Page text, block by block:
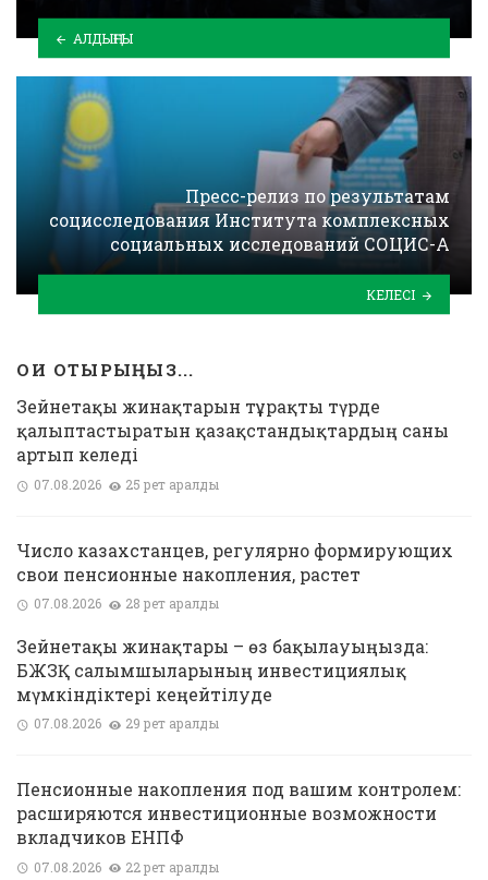
АЛДЫҢҒЫ
Пресс-релиз по результатам
социсследования Института комплексных
социальных исследований СОЦИС-А
КЕЛЕСІ
ОҚИ ОТЫРЫҢЫЗ...
Зейнетақы жинақтарын тұрақты түрде
қалыптастыратын қазақстандықтардың саны
артып келеді
07.08.2026 25 рет қаралды
Число казахстанцев, регулярно формирующих
свои пенсионные накопления, растет
07.08.2026 28 рет қаралды
Зейнетақы жинақтары – өз бақылауыңызда:
БЖЗҚ салымшыларының инвестициялық
мүмкіндіктері кеңейтілуде
07.08.2026 29 рет қаралды
Пенсионные накопления под вашим контролем:
расширяются инвестиционные возможности
вкладчиков ЕНПФ
07.08.2026 22 рет қаралды